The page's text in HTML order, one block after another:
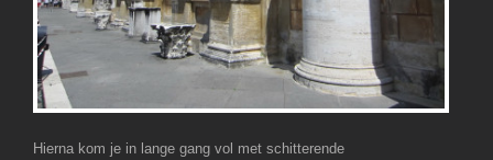
Hierna kom je in lange gang vol met schitterende